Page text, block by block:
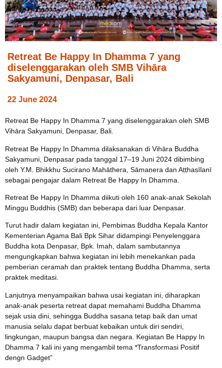
Retreat Be Happy In Dhamma 7 yang
diselenggarakan oleh SMB Vihāra
Sakyamuni, Denpasar, Bali
22 June 2024
Retreat Be Happy In Dhamma 7 yang diselenggarakan oleh SMB
Vihāra Sakyamuni, Denpasar, Bali.
Retreat Be Happy In Dhamma dilaksanakan di Vihāra Buddha
Sakyamuni, Denpasar pada tanggal 17–19 Juni 2024 dibimbing
oleh Y.M. Bhikkhu Sucirano Mahāthera, Sāmaṇera dan Aṭṭhasīlanī
sebagai pengajar dalam Retreat Be Happy In Dhamma.
Retreat Be Happy In Dhamma diikuti oleh 160 anak-anak Sekolah
Minggu Buddhis (SMB) dan beberapa dari luar Denpasar.
Turut hadir dalam kegiatan ini, Pembimas Buddha Kepala Kantor
Kementerian Agama Bali Bpk Sihar didampingi Penyelenggara
Buddha kota Denpasar, Bpk. Imah, dalam sambutannya
mengungkapkan bahwa kegiatan ini lebih menekankan pada
pemberian ceramah dan praktek tentang Buddha Dhamma, serta
praktek meditasi.
Lanjutnya menyampaikan bahwa usai kegiatan ini, diharapkan
anak-anak peserta retreat dapat memahami Buddha Dhamma
sejak usia dini, sehingga Buddha sasana tetap baik dan umat
manusia selalu dapat berbuat kebaikan untuk diri sendiri,
lingkungan, maupun bangsa dan negara. Kegiatan Be Happy In
Dhamma 7 kali ini yang mengambil tema *Transformasi Positif
dengn Gadget”